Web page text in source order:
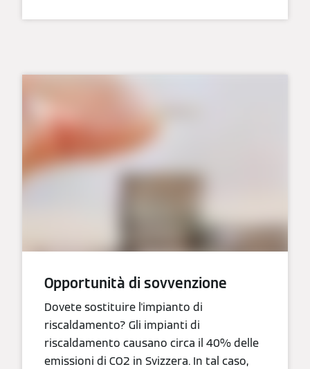
Opportunità di sovvenzione
Dovete sostituire l'impianto di
riscaldamento? Gli impianti di
riscaldamento causano circa il 40% delle
emissioni di CO2 in Svizzera. In tal caso,